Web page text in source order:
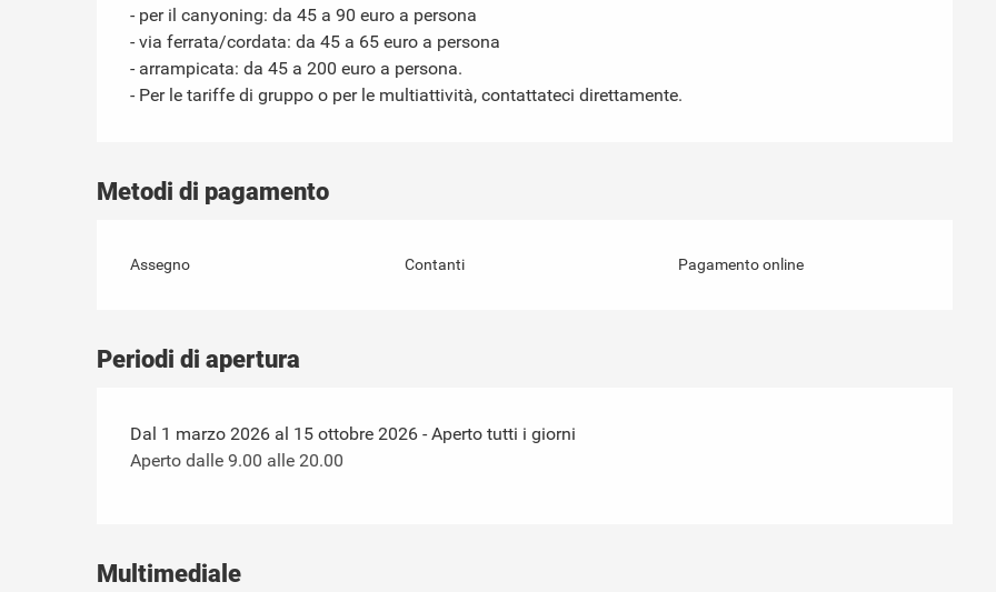
- per il canyoning: da 45 a 90 euro a persona
- via ferrata/cordata: da 45 a 65 euro a persona
- arrampicata: da 45 a 200 euro a persona.
- Per le tariffe di gruppo o per le multiattività, contattateci direttamente.
Metodi di pagamento
Assegno Contanti Pagamento online
Periodi di apertura
Dal 1 marzo 2026 al 15 ottobre 2026 - Aperto tutti i giorni
Aperto dalle 9.00 alle 20.00
Multimediale